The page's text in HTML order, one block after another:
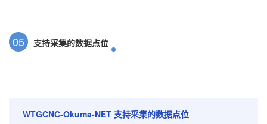
05 支持采集的数据点位
WTGCNC-Okuma-NET 支持采集的数据点位